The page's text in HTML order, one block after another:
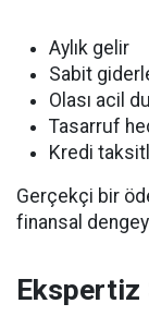
Aylık gelir
Sabit
Olası acil
Tasarruf
Kredi
Gerçekçi bir
finansal
Ekspertiz